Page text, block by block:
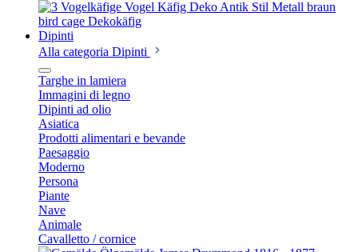
Dipinti
Alla categoria Dipinti
Targhe in lamiera
Immagini di legno
Dipinti ad olio
Asiatica
Prodotti alimentari e bevande
Paesaggio
Moderno
Persona
Piante
Nave
Animale
Cavalletto / cornice